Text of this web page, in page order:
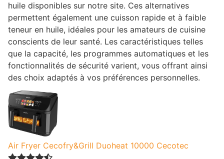
huile disponibles sur notre site. Ces alternatives
permettent également une cuisson rapide et à faible
teneur en huile, idéales pour les amateurs de cuisine
conscients de leur santé. Les caractéristiques telles
que la capacité, les programmes automatiques et les
fonctionnalités de sécurité varient, vous offrant ainsi
des choix adaptés à vos préférences personnelles.
Air Fryer Cecofry&Grill Duoheat 10000 Cecotec